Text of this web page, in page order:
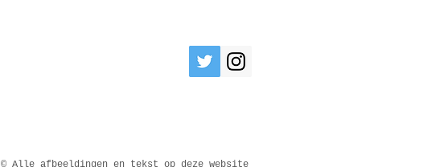
© Alle afbeeldingen en tekst op deze website